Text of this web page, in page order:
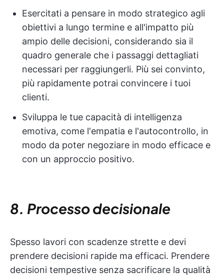
Esercitati a pensare in modo strategico agli
obiettivi a lungo termine e all'impatto più
ampio delle decisioni, considerando sia il
quadro generale che i passaggi dettagliati
necessari per raggiungerli. Più sei convinto,
più rapidamente potrai convincere i tuoi
clienti.
Sviluppa le tue capacità di intelligenza
emotiva, come l'empatia e l'autocontrollo, in
modo da poter negoziare in modo efficace e
con un approccio positivo.
8. Processo decisionale
Spesso lavori con scadenze strette e devi
prendere decisioni rapide ma efficaci. Prendere
decisioni tempestive senza sacrificare la qualità